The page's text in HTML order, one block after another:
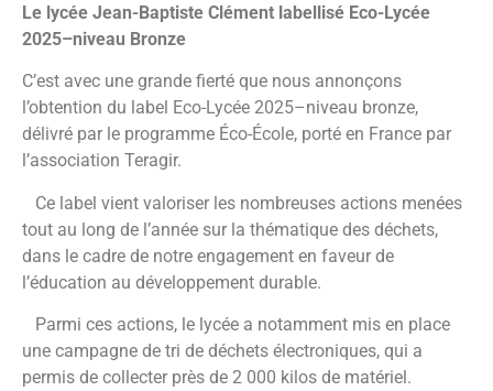
Le lycée Jean-Baptiste Clément labellisé Eco-Lycée
2025–niveau Bronze
C’est avec une grande fierté que nous annonçons
l’obtention du label Eco-Lycée 2025–niveau bronze,
délivré par le programme Éco-École, porté en France par
l’association Teragir.
Ce label vient valoriser les nombreuses actions menées
tout au long de l’année sur la thématique des déchets,
dans le cadre de notre engagement en faveur de
l’éducation au développement durable.
Parmi ces actions, le lycée a notamment mis en place
une campagne de tri de déchets électroniques, qui a
permis de collecter près de 2 000 kilos de matériel.